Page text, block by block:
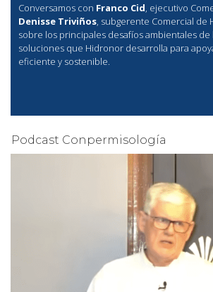
Conversamos con Franco Cid, ejecutivo
Denisse Triviños, subgerente Comercial de
sobre los principales desafíos ambientales de
soluciones que Hidronor desarrolla para
eficiente y sostenible.
Podcast Conpermisología